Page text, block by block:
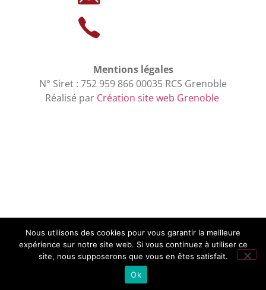
Mentions légales
N° Siret : 752 959 866 00035 RCS Grenoble
Réalisé par Création site web Grenoble
Nous utilisons des cookies pour vous garantir la meilleure
expérience sur notre site web. Si vous continuez à utiliser ce
site, nous supposerons que vous en êtes satisfait.
Ok